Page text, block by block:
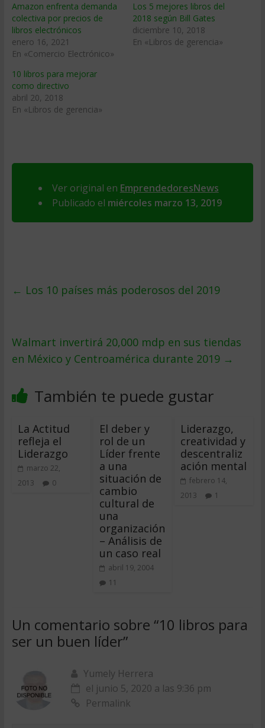
Amazon enfrenta demanda
colectiva por precios de
libros electrónicos
enero 16, 2021
En «Comercio Electrónico»
Los 5 mejores libros del
2018 según Bill Gates
diciembre 10, 2018
En «Libros de gerencia»
10 libros para mejorar
como directivo
abril 20, 2018
En «Libros de gerencia»
Ver original en EmprendedoresNews
Publicado el miércoles marzo 13, 2019
← Los 10 países más poderosos del 2019
Walmart invertirá 20,000 mdp en sus tiendas
en México y Centroamérica durante 2019 →
También te puede gustar
La Actitud
refleja el
Liderazgo
marzo 22,
2013
0
El deber y
rol de un
Líder frente
a una
situación de
cambio
cultural de
una
organización
– Análisis de
un caso real
abril 19, 2004
11
Liderazgo,
creatividad y
descentraliz
ación mental
febrero 14,
2013
1
Un comentario sobre “10 libros para
ser un buen líder”
Yumely Herrera
el junio 5, 2020 a las 9:36 pm
Permalink